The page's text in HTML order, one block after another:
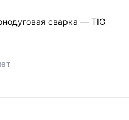
сварка — TIG